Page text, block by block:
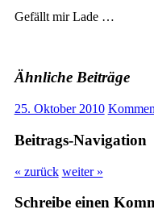
Gefällt mir Lade …
Ähnliche Beiträge
25. Oktober 2010
Beitrags-Navigation
« zurück weiter »
Schreibe einen